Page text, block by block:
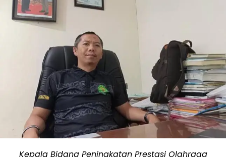
Kepala Bidang Peningkatan Prestasi Olahraga